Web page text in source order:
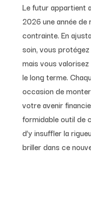
Le futur appartient
2026 une année
contrainte. En
soin, vous
mais vous
le long terme.
occasion de
votre avenir
formidable outil de
d’y insuffler la
briller dans ce